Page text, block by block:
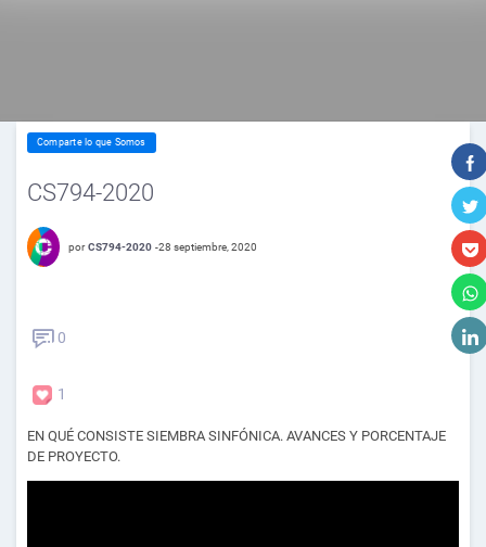
Comparte lo que Somos
CS794-2020
por CS794-2020 -28 septiembre, 2020
0
1
EN QUÉ CONSISTE SIEMBRA SINFÓNICA. AVANCES Y PORCENTAJE
DE PROYECTO.